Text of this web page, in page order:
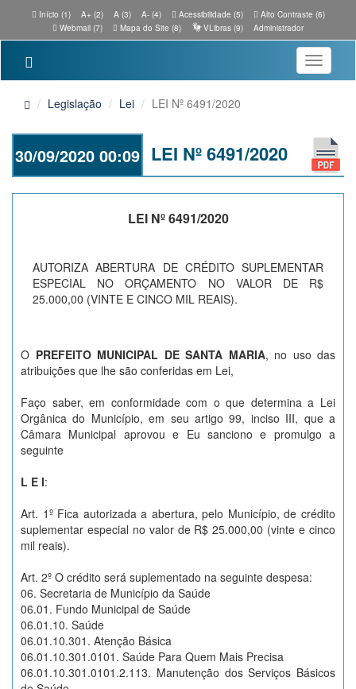
Início (1) A+ (2) A (3) A- (4) Acessibilidade (5)
Alto Contraste (6)
Webmail (7)
Mapa do Site (8) VLibras (9) Administrador
Toggle
Legislação Lei LEI Nº 6491/2020
30/09/2020 00:09 LEI Nº 6491/2020
LEI Nº 6491/2020
AUTORIZA ABERTURA DE CRÉDITO SUPLEMENTAR
ESPECIAL NO ORÇAMENTO NO VALOR DE R$
25.000,00 (VINTE E CINCO MIL REAIS).
O PREFEITO MUNICIPAL DE SANTA MARIA, no uso das
atribuições que lhe são conferidas em Lei,
Faço saber, em conformidade com o que determina a Lei
Orgânica do Município, em seu artigo 99, inciso III, que a
Câmara Municipal aprovou e Eu sanciono e promulgo a
seguinte
L E I:
Art. 1º Fica autorizada a abertura, pelo Município, de crédito
suplementar especial no valor de R$ 25.000,00 (vinte e cinco
mil reais).
Art. 2º O crédito será suplementado na seguinte despesa:
06. Secretaria de Município da Saúde
06.01. Fundo Municipal de Saúde
06.01.10. Saúde
06.01.10.301. Atenção Básica
06.01.10.301.0101. Saúde Para Quem Mais Precisa
06.01.10.301.0101.2.113. Manutenção dos Serviços Básicos